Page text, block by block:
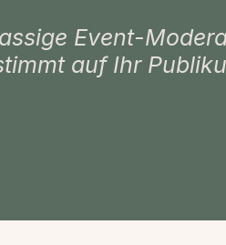
Event-
auf Ihr